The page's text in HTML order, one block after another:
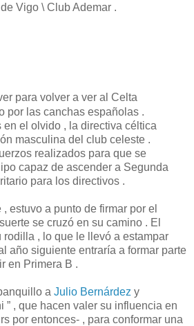
Vigo \ Club Ademar .
para volver a ver al Celta
por las canchas españolas .
en el olvido , la directiva céltica
masculina del club celeste .
realizados para que se
capaz de ascender a Segunda
para los directivos .
estuvo a punto de firmar por el
se cruzó en su camino . El
, lo que le llevó a estampar
año siguiente entraría a formar parte
en Primera B .
a Julio Bernárdez y
” , que hacen valer su influencia en
por entonces- , para conformar una